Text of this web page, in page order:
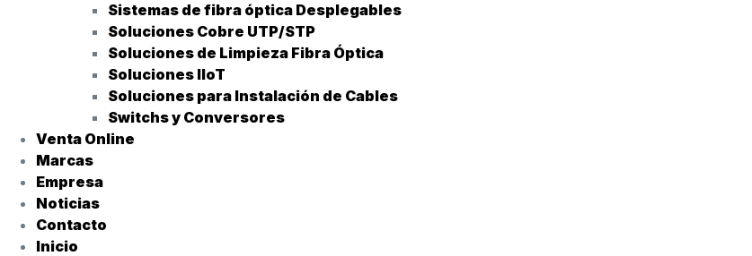
Sistemas de fibra óptica Desplegables
Soluciones Cobre UTP/STP
Soluciones de Limpieza Fibra Óptica
Soluciones IIoT
Soluciones para Instalación de Cables
Switchs y Conversores
Venta Online
Marcas
Empresa
Noticias
Contacto
Inicio